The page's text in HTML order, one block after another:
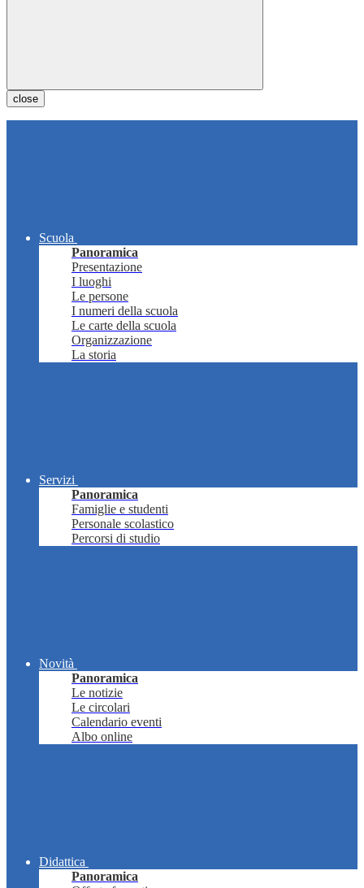
close
Scuola
Panoramica
Presentazione
I luoghi
Le persone
I numeri della scuola
Le carte della scuola
Organizzazione
La storia
Servizi
Panoramica
Famiglie e studenti
Personale scolastico
Percorsi di studio
Novità
Panoramica
Le notizie
Le circolari
Calendario eventi
Albo online
Didattica
Panoramica